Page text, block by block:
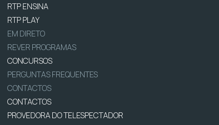
RTP ENSINA
RTP PLAY
EM DIRETO
REVER PROGRAMAS
CONCURSOS
PERGUNTAS FREQUENTES
CONTACTOS
CONTACTOS
PROVEDORA DO TELESPECTADOR